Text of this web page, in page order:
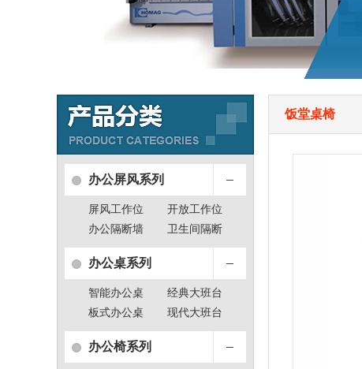
办公屏风系列
屏风工作位
开放工作位
办公隔断墙
卫生间隔断
办公桌系列
智能办公桌
经典大班台
板式办公桌
现代大班台
办公椅系列
饭堂桌椅